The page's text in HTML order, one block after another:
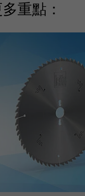
重點：